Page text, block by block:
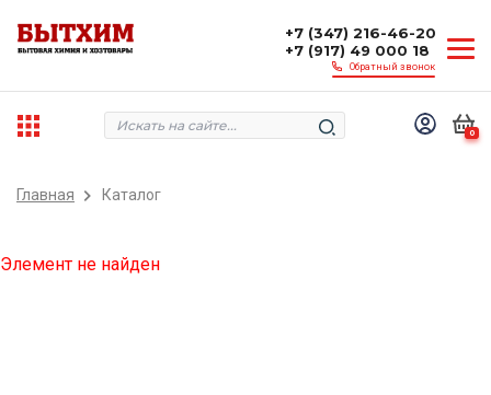
+7 (347) 216-46-20
+7 (917) 49 000 18
Обратный звонок
0
Главная Каталог
Элемент не найден